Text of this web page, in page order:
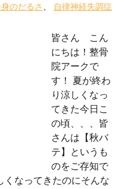
のだるさ 自律神経失調症
皆さん こん
にちは！整骨
院アークで
す！ 夏が終わ
り涼しくなっ
てきた今日こ
の頃、、、皆
さんは【秋バ
テ】というも
のをご存知で
くなってきたのにそんな